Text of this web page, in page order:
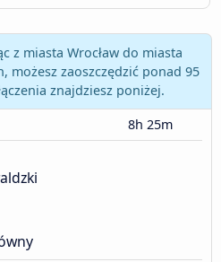
z miasta Wrocław do miasta
możesz zaoszczędzić ponad 95
znajdziesz poniżej.
8h 25m